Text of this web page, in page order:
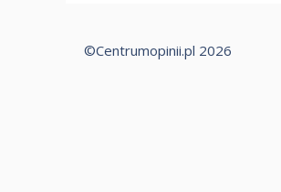
©Centrumopinii.pl 2026